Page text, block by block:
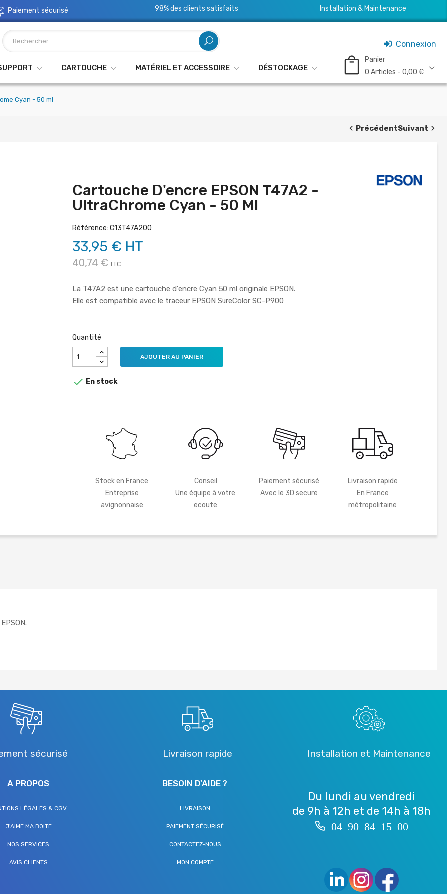
Paiement sécurisé 98% des clients satisfaits Installation & Maintenance
CARTOUCHE MATÉRIEL ET ACCESSOIRE DÉSTOCKAGE
Connexion
Panier
0 Articles - 0,00 €
Cyan - 50 ml
PrécédentSuivant
Cartouche D'encre EPSON T47A2 -
UltraChrome Cyan - 50 Ml
Référence: C13T47A200
33,95 € HT
40,74 € TTC
La T47A2 est une cartouche d'encre Cyan 50 ml originale EPSON.
Elle est compatible avec le traceur EPSON SureColor SC-P900
Quantité
AJOUTER AU PANIER
 En stock
Stock en France
Entreprise
avignonnaise
Conseil
Une équipe à votre
ecoute
Paiement sécurisé
Avec le 3D secure
Livraison rapide
En France
métropolitaine
sécurisé Livraison rapide Installation et Maintenance
A PROPOS
LÉGALES & CGV
J'AIME MA BOITE
NOS SERVICES
AVIS CLIENTS
BESOIN D'AIDE ?
LIVRAISON
PAIEMENT SÉCURISÉ
CONTACTEZ-NOUS
MON COMPTE
Du lundi au vendredi
de 9h à 12h et de 14h à 18h
04 90 84 15 00